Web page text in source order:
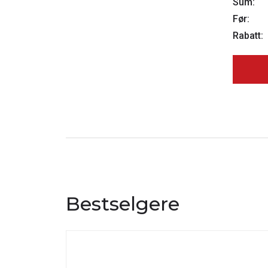
Før:
Rabatt:
Bestselgere